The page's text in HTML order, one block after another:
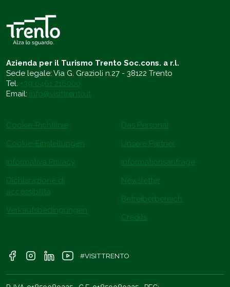
Azienda per il Turismo Trento Soc.cons. a r.l.
Sede legale: Via G. Grazioli n.27 - 38122 Trento
Tel. +39 0461 216000
Email: info@visittrento.it
Cookie-Richtlinie
Cookie-Einstellungen
Informativa Privacy
Dichiarazione di
accessibilità
Verkaufsbedingungen
Das Personal
Unsere Partner
Informationsanfrage
Newsletter
Betreiberbereich
Credits
#VISITTRENTO